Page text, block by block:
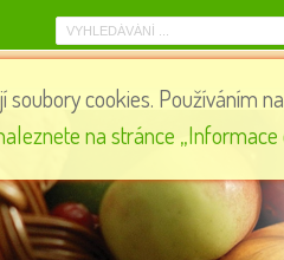
Toor dal - žlutý hrách půlený, 500
96 0
cookies. Používáním
na stránce „Informace